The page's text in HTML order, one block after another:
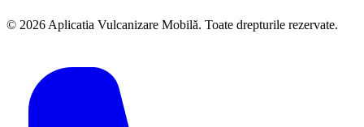
© 2026Aplicatia Vulcanizare Mobilă. Toate drepturile rezervate.